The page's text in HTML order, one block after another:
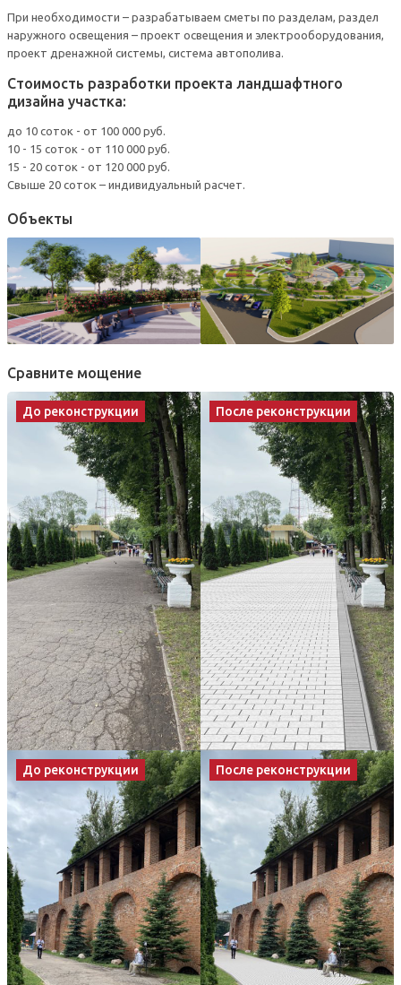
При необходимости – разрабатываем сметы по разделам, раздел
наружного освещения – проект освещения и электрооборудования,
проект дренажной системы, система автополива.
Стоимость разработки проекта ландшафтного
дизайна участка:
до 10 соток - от 100 000 руб.
10 - 15 соток - от 110 000 руб.
15 - 20 соток - от 120 000 руб.
Свыше 20 соток – индивидуальный расчет.
Объекты
Сравните мощение
До реконструкции После реконструкции
До реконструкции После реконструкции